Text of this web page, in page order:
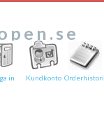
in Kundkonto
Tipsa en vän:
e-post*